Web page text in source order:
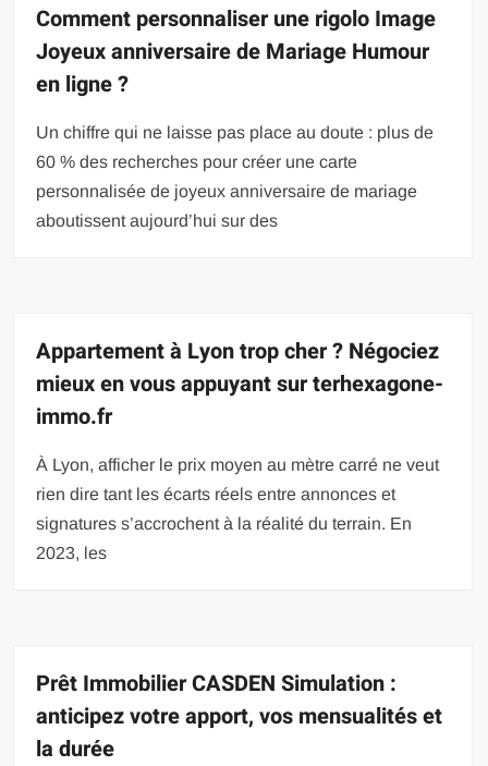
Comment personnaliser une rigolo Image
Joyeux anniversaire de Mariage Humour
en ligne ?
Un chiffre qui ne laisse pas place au doute : plus de
60 % des recherches pour créer une carte
personnalisée de joyeux anniversaire de mariage
aboutissent aujourd’hui sur des
Appartement à Lyon trop cher ? Négociez
mieux en vous appuyant sur terhexagone-
immo.fr
À Lyon, afficher le prix moyen au mètre carré ne veut
rien dire tant les écarts réels entre annonces et
signatures s’accrochent à la réalité du terrain. En
2023, les
Prêt Immobilier CASDEN Simulation :
anticipez votre apport, vos mensualités et
la durée